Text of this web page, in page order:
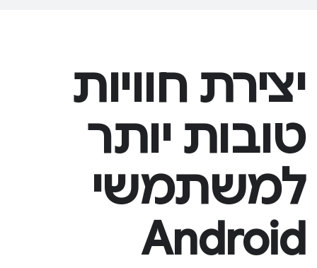
יצירת חוויות
טובות יותר
למשתמשי
Android